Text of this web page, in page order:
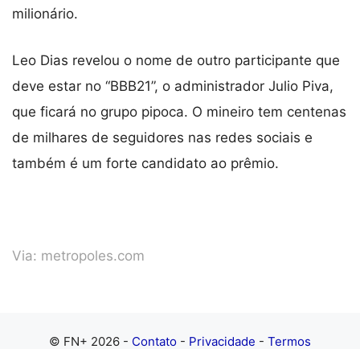
milionário.
Leo Dias revelou o nome de outro participante que
deve estar no “BBB21”, o administrador Julio Piva,
que ficará no grupo pipoca. O mineiro tem centenas
de milhares de seguidores nas redes sociais e
também é um forte candidato ao prêmio.
Via: metropoles.com
© FN+ 2026 - Contato - Privacidade - Termos